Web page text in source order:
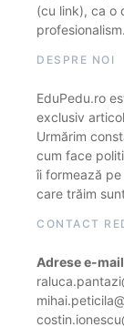
(cu link), ca o
DESPRE NOI
EduPedu.ro
exclusiv
Urmărim
cum face
îi formează
care trăim
CONTACT
Adrese e-mail